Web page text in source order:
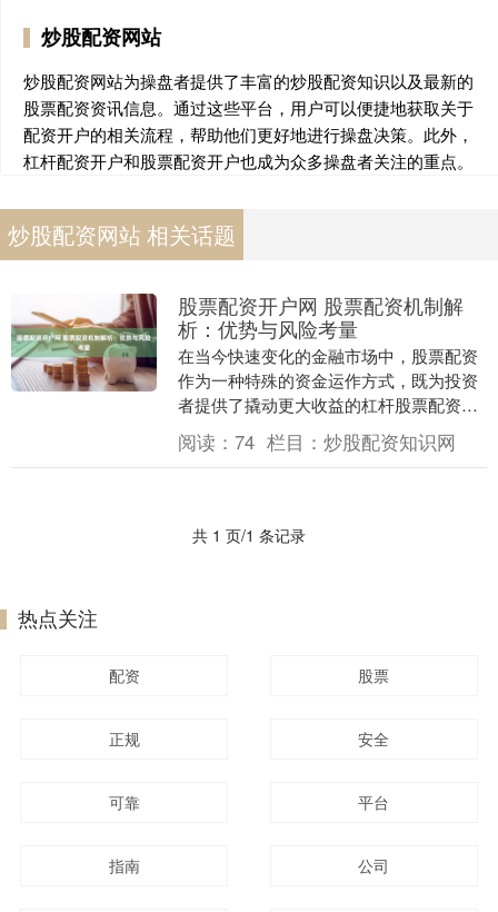
炒股配资网站
炒股配资网站为操盘者提供了丰富的炒股配资知识以及最新的
股票配资资讯信息。通过这些平台，用户可以便捷地获取关于
配资开户的相关流程，帮助他们更好地进行操盘决策。此外，
杠杆配资开户和股票配资开户也成为众多操盘者关注的重点。
炒股配资网站 相关话题
股票配资开户网 股票配资机制解
析：优势与风险考量
在当今快速变化的金融市场中，股票配资
作为一种特殊的资金运作方式，既为投资
者提供了撬动更大收益的杠杆股票配资开
户网，也埋下了不容忽视的风险隐患。理
解配资机制的双重....
阅读： 74 栏目： 炒股配资知识网
共 1 页/1 条记录
热点关注
配资 股票
正规 安全
可靠 平台
指南 公司